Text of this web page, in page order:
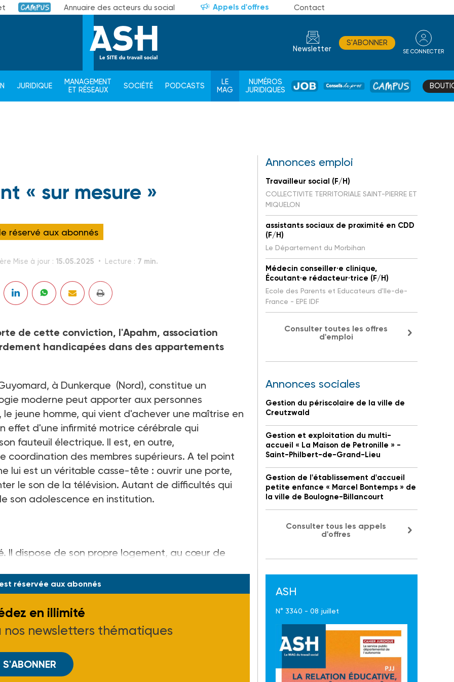
Campus Annuaire des acteurs du social Appels d'offres Contact
Newsletter
S'ABONNER
SE CONNECTER
JURIDIQUE
MANAGEMENT
ET RÉSEAUX
SOCIÉTÉ PODCASTS
LE
MAG
NUMÉROS
JURIDIQUES
JOB
DE
CAMPUS
« sur mesure »
réservé aux abonnés
Mise à jour : 15.05.2025 Lecture : 7 min.
de cette conviction, l'Apahm, association
handicapées dans des appartements
à Dunkerque (Nord), constitue un
moderne peut apporter aux personnes
jeune homme, qui vient d'achever une maîtrise en
effet d'une infirmité motrice cérébrale qui
fauteuil électrique. Il est, en outre,
coordination des membres supérieurs. A tel point
lui est un véritable casse-tête : ouvrir une porte,
le son de la télévision. Autant de difficultés qui
son adolescence en institution.
Il dispose de son propre logement, au cœur de
réservée aux abonnés
en illimité
nos newsletters thématiques
S'ABONNER
Annonces emploi
Travailleur social (F/H)
COLLECTIVITE TERRITORIALE SAINT-PIERRE ET
MIQUELON
assistants sociaux de proximité en CDD
(F/H)
Le Département du Morbihan
Médecin conseiller·e clinique,
Écoutant·e rédacteur·trice (F/H)
Ecole des Parents et Educateurs d'Ile-de-
France - EPE IDF
Consulter toutes les offres
d'emploi
Annonces sociales
Gestion du périscolaire de la ville de
Creutzwald
Gestion et exploitation du multi-
accueil « La Maison de Petronille » -
Saint-Philbert-de-Grand-Lieu
Gestion de l'établissement d'accueil
petite enfance « Marcel Bontemps » de
la ville de Boulogne-Billancourt
Consulter tous les appels
d'offres
ASH
N° 3340 - 08 juillet